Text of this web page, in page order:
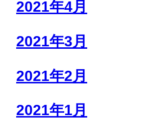
2021年4月
2021年3月
2021年2月
2021年1月